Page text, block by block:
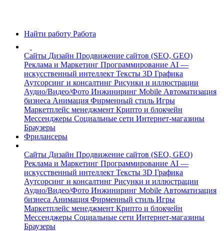
Найти работу Работа
Сайты Дизайн Продвижение сайтов (SEO, GEO)
Реклама и Маркетинг Программирование AI —
искусственный интеллект Тексты 3D Графика
Аутсорсинг и консалтинг Рисунки и иллюстрации
Аудио/Видео/Фото Инжиниринг Mobile Автоматизация
бизнеса Анимация Фирменный стиль Игры
Маркетплейс менеджмент Крипто и блокчейн
Мессенджеры Социальные сети Интернет-магазины
Браузеры
Фрилансеры
Сайты Дизайн Продвижение сайтов (SEO, GEO)
Реклама и Маркетинг Программирование AI —
искусственный интеллект Тексты 3D Графика
Аутсорсинг и консалтинг Рисунки и иллюстрации
Аудио/Видео/Фото Инжиниринг Mobile Автоматизация
бизнеса Анимация Фирменный стиль Игры
Маркетплейс менеджмент Крипто и блокчейн
Мессенджеры Социальные сети Интернет-магазины
Браузеры